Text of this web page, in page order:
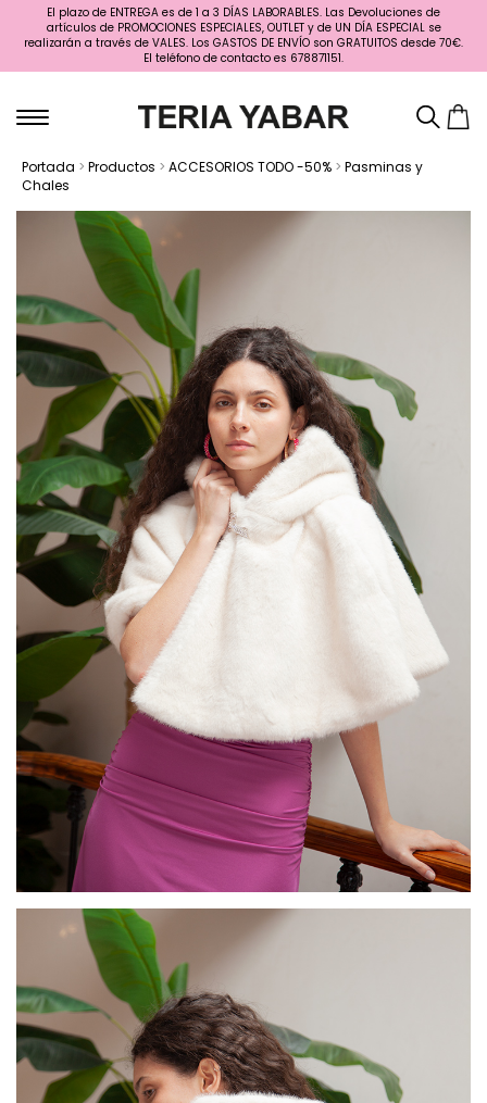
El plazo de ENTREGA es de 1 a 3 DÍAS LABORABLES. Las Devoluciones de
artículos de PROMOCIONES ESPECIALES, OUTLET y de UN DÍA ESPECIAL se
realizarán a través de VALES. Los GASTOS DE ENVÍO son GRATUITOS desde 70€.
El teléfono de contacto es 678871151.
Portada > Productos > ACCESORIOS TODO -50% > Pasminas y
Chales